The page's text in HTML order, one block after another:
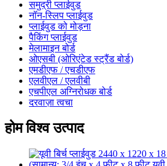
समुद्री प्लाईवुड
नॉन-स्लिप प्लाईवुड
प्लाईवुड को मोड़ना
पैकिंग प्लाईवुड
मेलामाइन बोर्ड
ओएसबी (ओरिएंटेड स्ट्रैंड बोर्ड)
एमडीएफ / एचडीएफ
एलवीएल / एलवीबी
एचपीएल अग्निरोधक बोर्ड
दरवाज़ा त्वचा
होम विश्व उत्पाद